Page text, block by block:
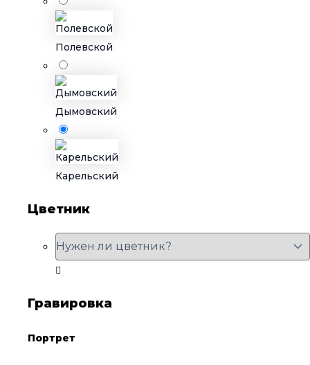
Карельский
Дымовский
Полевской
Цветник
Гравировка
Портрет